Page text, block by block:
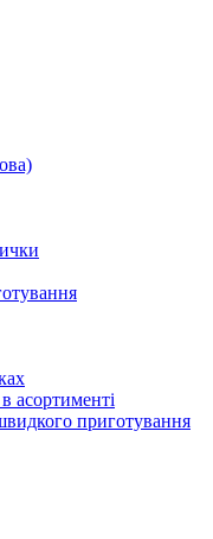
асортименті
приготування